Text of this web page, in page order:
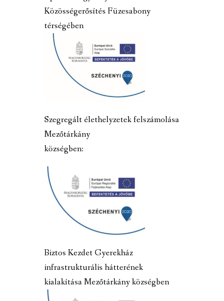
Közösségerősítés Füzesabony
térségében
Szegregált élethelyzetek felszámolása
Mezőtárkány
községben:
Biztos Kezdet Gyerekház
infrastrukturális hátterének
kialakítása Mezőtárkány községben